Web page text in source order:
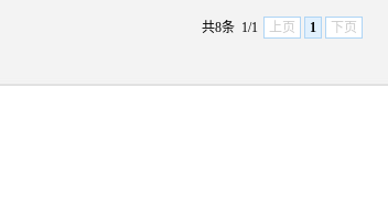
共8条 1/1 上页 1 下页